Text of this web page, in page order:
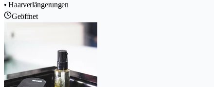
• Haarverlängerungen
Geöffnet